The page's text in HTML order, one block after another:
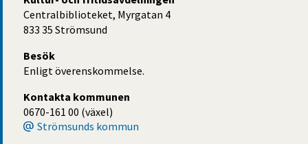
Centralbiblioteket, Myrgatan 4
833 35 Strömsund
Besök
Enligt överenskommelse.
Kontakta kommunen
0670-161 00 (växel)
Strömsunds kommun